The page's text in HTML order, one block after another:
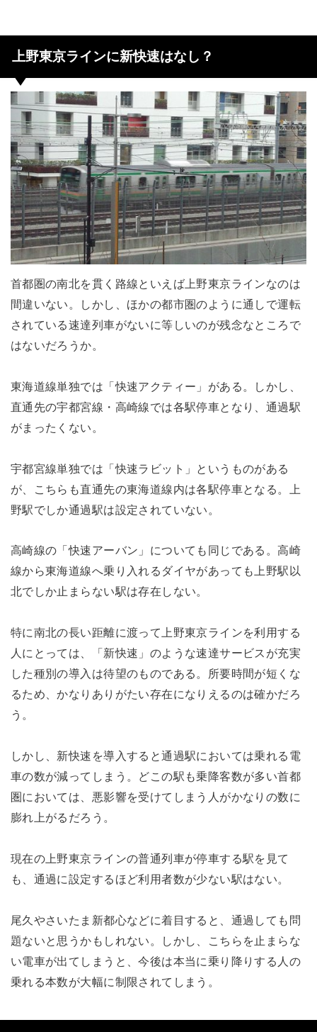
上野東京ラインに新快速はなし？
首都圏の南北を貫く路線といえば上野東京ラインなのは
間違いない。しかし、ほかの都市圏のように通しで運転
されている速達列車がないに等しいのが残念なところで
はないだろうか。
東海道線単独では「快速アクティー」がある。しかし、
直通先の宇都宮線・高崎線では各駅停車となり、通過駅
がまったくない。
宇都宮線単独では「快速ラビット」というものがある
が、こちらも直通先の東海道線内は各駅停車となる。上
野駅でしか通過駅は設定されていない。
高崎線の「快速アーバン」についても同じである。高崎
線から東海道線へ乗り入れるダイヤがあっても上野駅以
北でしか止まらない駅は存在しない。
特に南北の長い距離に渡って上野東京ラインを利用する
人にとっては、「新快速」のような速達サービスが充実
した種別の導入は待望のものである。所要時間が短くな
るため、かなりありがたい存在になりえるのは確かだろ
う。
しかし、新快速を導入すると通過駅においては乗れる電
車の数が減ってしまう。どこの駅も乗降客数が多い首都
圏においては、悪影響を受けてしまう人がかなりの数に
膨れ上がるだろう。
現在の上野東京ラインの普通列車が停車する駅を見て
も、通過に設定するほど利用者数が少ない駅はない。
尾久やさいたま新都心などに着目すると、通過しても問
題ないと思うかもしれない。しかし、こちらを止まらな
い電車が出てしまうと、今後は本当に乗り降りする人の
乗れる本数が大幅に制限されてしまう。